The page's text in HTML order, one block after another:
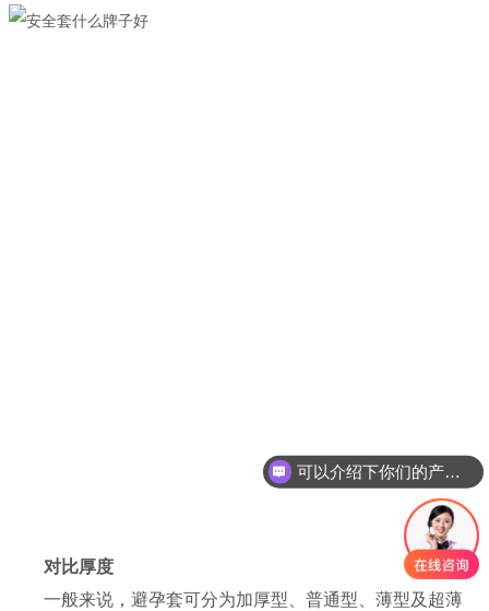
对比厚度
一般来说，避孕套可分为加厚型、普通型、薄型及超薄
可以介绍下你们的产品么？